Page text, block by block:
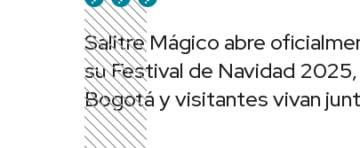
Salitre Mágico abre
su Festival de Navidad
Bogotá y visitantes vivan